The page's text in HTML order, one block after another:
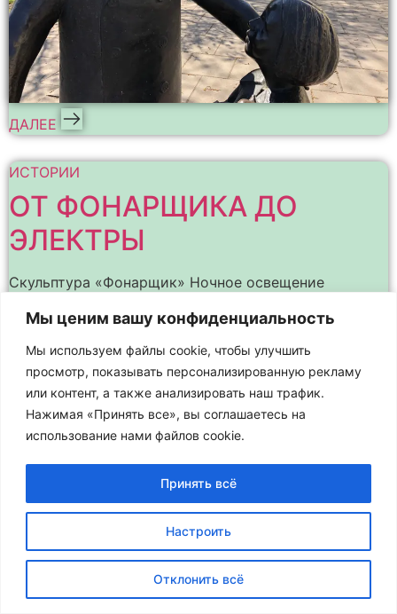
Мы ценим вашу конфиденциальность
Мы используем файлы cookie, чтобы улучшить
просмотр, показывать персонализированную рекламу
или контент, а также анализировать наш трафик.
Нажимая «Принять все», вы соглашаетесь на
использование нами файлов cookie.
Настроить
Отклонить всё
Принять всё
ДАЛЕЕ
ИСТОРИИ
ОТ ФОНАРЩИКА ДО
ЭЛЕКТРЫ
Скульптура «Фонарщик» Ночное освещение
их наиболее интересные детали, выделяет в
пространстве и позволяет лучше различить весь
силуэт здания на фоне ночного неба. Это – целое